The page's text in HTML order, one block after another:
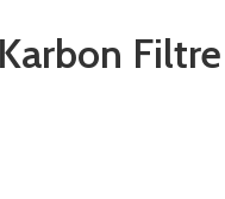
Filtre